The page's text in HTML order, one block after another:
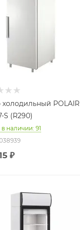
POLAIR
S (R290)
в наличии: 91
₽